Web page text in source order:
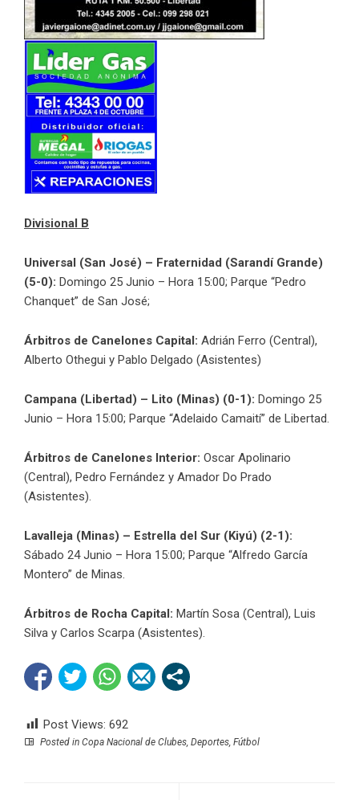
Divisional B
Universal (San José) – Fraternidad (Sarandí Grande)
(5-0): Domingo 25 Junio – Hora 15:00; Parque “Pedro
Chanquet” de San José;
Árbitros de Canelones Capital: Adrián Ferro (Central),
Alberto Othegui y Pablo Delgado (Asistentes)
Campana (Libertad) – Lito (Minas) (0-1): Domingo 25
Junio – Hora 15:00; Parque “Adelaido Camaití” de Libertad.
Árbitros de Canelones Interior: Oscar Apolinario
(Central), Pedro Fernández y Amador Do Prado
(Asistentes).
Lavalleja (Minas) – Estrella del Sur (Kiyú) (2-1):
Sábado 24 Junio – Hora 15:00; Parque “Alfredo García
Montero” de Minas.
Árbitros de Rocha Capital: Martín Sosa (Central), Luis
Silva y Carlos Scarpa (Asistentes).
Post Views: 692
Posted in Copa Nacional de Clubes Deportes Fútbol